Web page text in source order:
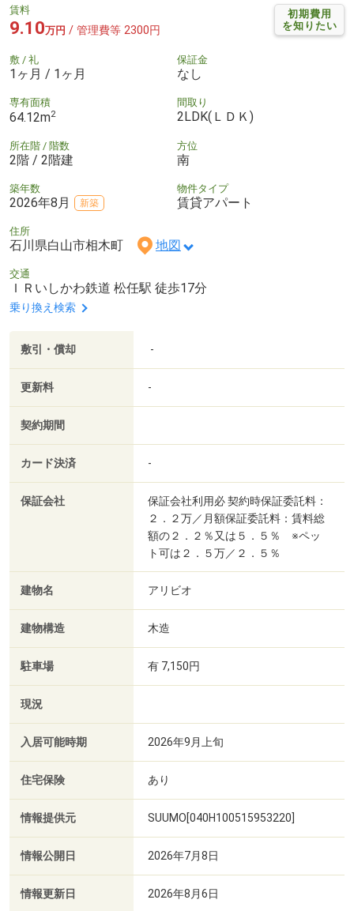
初期費用
を知りたい
賃料
9.10万円 / 管理費等 2300円
敷 / 礼
1ヶ月 / 1ヶ月
保証金
なし
専有面積
64.12m2
間取り
2LDK(ＬＤＫ)
所在階 / 階数
2階 / 2階建
方位
南
築年数
2026年8月 新築
物件タイプ
賃貸アパート
住所
石川県白山市相木町 地図
交通
ＩＲいしかわ鉄道 松任駅 徒歩17分
乗り換え検索
敷引・償却 -
更新料 -
契約期間
カード決済 -
保証会社
保証会社利用必 契約時保証委託料：
２．２万／月額保証委託料：賃料総
額の２．２％又は５．５％ ※ペッ
ト可は２．５万／２．５％
建物名 アリビオ
建物構造 木造
駐車場 有 7,150円
現況
入居可能時期 2026年9月上旬
住宅保険 あり
情報提供元 SUUMO[040H100515953220]
情報公開日 2026年7月8日
情報更新日 2026年8月6日